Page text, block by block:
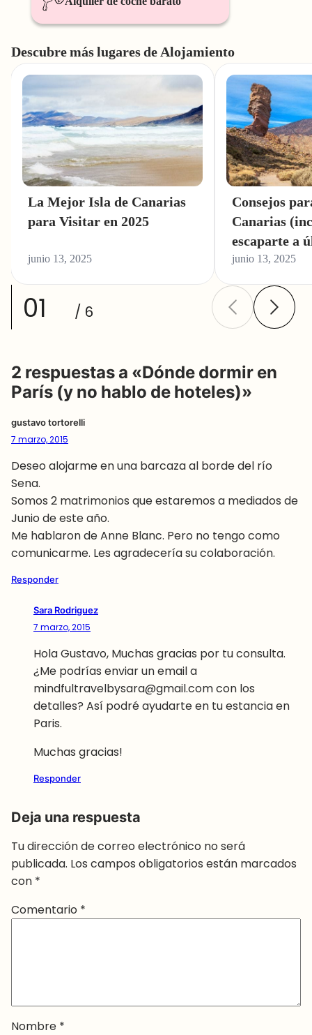
Descubre más lugares de Alojamiento
La Mejor Isla de Canarias
para Visitar en 2025
junio 13, 2025
Consejos
Canarias
escaparte a
junio 13, 2025
01 / 6
2 respuestas a «Dónde dormir en
París (y no hablo de hoteles)»
gustavo tortorelli
7 marzo, 2015
Deseo alojarme en una barcaza al borde del río
Sena.
Somos 2 matrimonios que estaremos a mediados de
Junio de este año.
Me hablaron de Anne Blanc. Pero no tengo como
comunicarme. Les agradecería su colaboración.
Responder
Sara Rodriguez
7 marzo, 2015
Hola Gustavo, Muchas gracias por tu consulta.
¿Me podrías enviar un email a
mindfultravelbysara@gmail.com con los
detalles? Así podré ayudarte en tu estancia en
Paris.
Muchas gracias!
Responder
Deja una respuesta
Tu dirección de correo electrónico no será
publicada. Los campos obligatorios están marcados
con *
Comentario *
Nombre *